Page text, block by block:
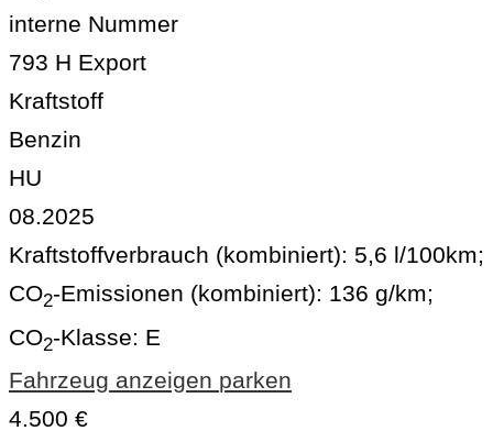
interne Nummer
793 H Export
Kraftstoff
Benzin
HU
08.2025
Kraftstoffverbrauch (kombiniert): 5,6 l/100km;
CO2-Emissionen (kombiniert): 136 g/km;
CO2-Klasse: E
Fahrzeug anzeigen parken
4.500 €